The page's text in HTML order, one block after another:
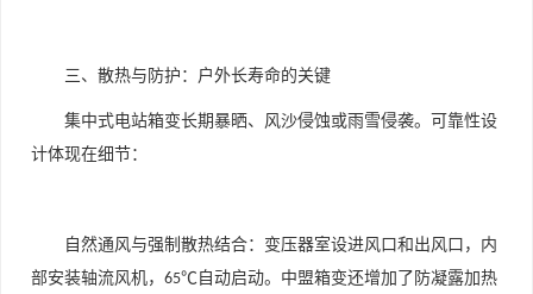
三、散热与防护：户外长寿命的关键
集中式电站箱变长期暴晒、风沙侵蚀或雨雪侵袭。可靠性设
计体现在细节：
自然通风与强制散热结合：变压器室设进风口和出风口，内
部安装轴流风机， 65℃自动启动。中盟箱变还增加了防凝露加热